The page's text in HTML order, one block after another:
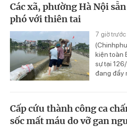
Các xã, phường Hà Nội
phó với thiên tai
7 giờ trước
kiện toàn
sự tại
đang đẩy
Cấp cứu thành công ca
sốc mất máu do vỡ gan